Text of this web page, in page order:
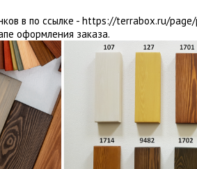
в по ссылке - https://terrabox.ru/
оформления заказа.